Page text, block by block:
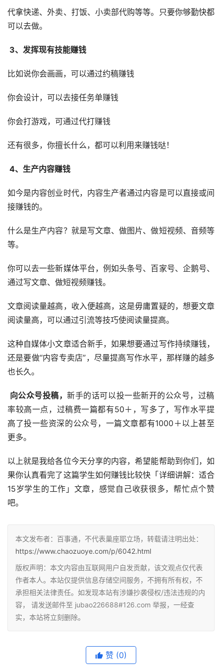
代拿快递、外卖、打饭、小卖部代购等等。只要你够勤快都
可以去做。
3、发挥现有技能赚钱
比如说你会画画，可以通过约稿赚钱
你会设计，可以去接任务单赚钱
你会打游戏，可通过代打赚钱
还有很多，你擅长什么，都可以利用来赚钱哒！
4、生产内容赚钱
如今是内容创业时代，内容生产者通过内容是可以直接或间
接赚钱的。
什么是生产内容？就是写文章、做图片、做短视频、音频等
等。
你可以去一些新媒体平台，例如头条号、百家号、企鹅号、
通过写文章、做短视频赚钱。
文章阅读量越高，收入便越高，这是毋庸置疑的，想要文章
阅读量高，可以通过引流等技巧使阅读量提高。
这种自媒体小文章适合新手，如果想要通过写作持续赚钱，
还是要做“内容专卖店”，尽量提高写作水平，那样赚的越多
也长久。
向公众号投稿，新手的话可以投一些新开的公众号，过稿
率较高一点，过稿费一篇都有50＋，写多了，写作水平提
高了投一些资深的公众号，一篇文章都有1000＋以上甚至
更多。
以上就是我给各位今天分享的内容，希望能帮助到你们，如
果你认真看完了这篇学生如何赚钱比较快「详细讲解：适合
15岁学生的工作」文章，感觉自己收获很多，帮忙点个赞
吧。
本文发布者：百事通，不代表巢座耶立场，转载请注明出处：
https://www.chaozuoye.com/p/6042.html
版权声明：本文内容由互联网用户自发贡献，该文观点仅代表
作者本人。本站仅提供信息存储空间服务，不拥有所有权，不
承担相关法律责任。如发现本站有涉嫌抄袭侵权/违法违规的内
容， 请发送邮件至 jubao226688#126.com 举报，一经查
实，本站将立刻删除。
赞 (0)